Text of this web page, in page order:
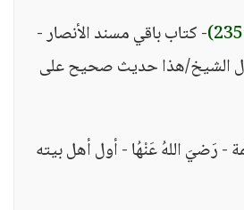
- كتاب باقي مسند الأنصار -
الشيخ/هذا حديث صحيح على
- رَضيَ اللهُ عَنْهُا - أول أهل بيته